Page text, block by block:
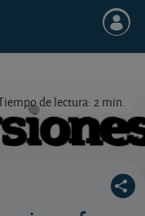
de lectura: 2 min.